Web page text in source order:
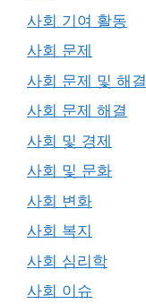
사회 기여 활동
사회 문제
사회 문제 및 해결
사회 문제 해결
사회 및 경제
사회 및 문화
사회 변화
사회 복지
사회 심리학
사회 이슈